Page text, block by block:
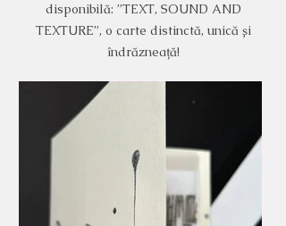
disponibilă: ”TEXT, SOUND AND
TEXTURE”, o carte distinctă, unică și
îndrăzneață!